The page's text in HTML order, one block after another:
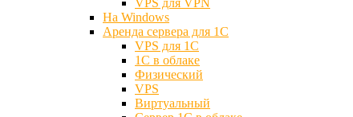
VPS для VPN
На Windows
Аренда сервера для 1С
VPS для 1С
1С в облаке
Физический
VPS
Виртуальный